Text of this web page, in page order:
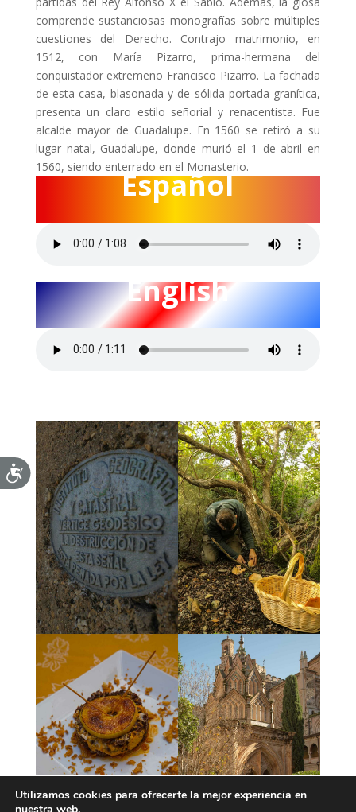
comprende sustanciosas monografías sobre múltiples
cuestiones del Derecho. Contrajo matrimonio, en
1512, con María Pizarro, prima-hermana del
conquistador extremeño Francisco Pizarro. La fachada
de esta casa, blasonada y de sólida portada granítica,
presenta un claro estilo señorial y renacentista. Fue
alcalde mayor de Guadalupe. En 1560 se retiró a su
lugar natal, Guadalupe, donde murió el 1 de abril en
1560, siendo enterrado en el Monasterio.
Español
English
Utilizamos cookies para ofrecerte la mejor experiencia en